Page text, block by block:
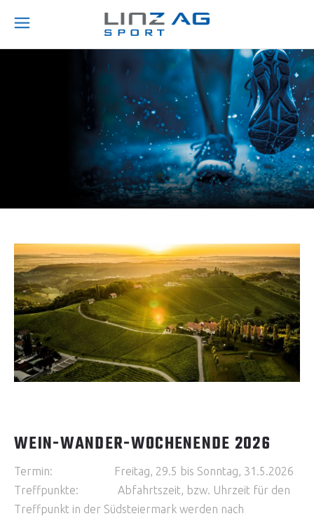
WEIN-WANDER-WOCHENENDE 2026
Termin: Freitag, 29.5 bis Sonntag, 31.5.2026
Treffpunkte: Abfahrtszeit, bzw. Uhrzeit für den
Treffpunkt in der Südsteiermark werden nach